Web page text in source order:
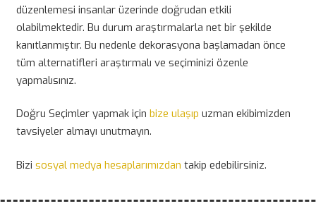
düzenlemesi insanlar üzerinde doğrudan etkili
olabilmektedir. Bu durum araştırmalarla net bir şekilde
kanıtlanmıştır. Bu nedenle dekorasyona başlamadan önce
tüm alternatifleri araştırmalı ve seçiminizi özenle
yapmalısınız.
Doğru Seçimler yapmak için bize ulaşıp uzman ekibimizden
tavsiyeler almayı unutmayın.
Bizi sosyal medya hesaplarımızdan takip edebilirsiniz.